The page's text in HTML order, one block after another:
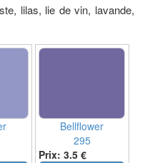
lilas, lie de vin, lavande,
Bellflower
295
Prix: 3.5 €